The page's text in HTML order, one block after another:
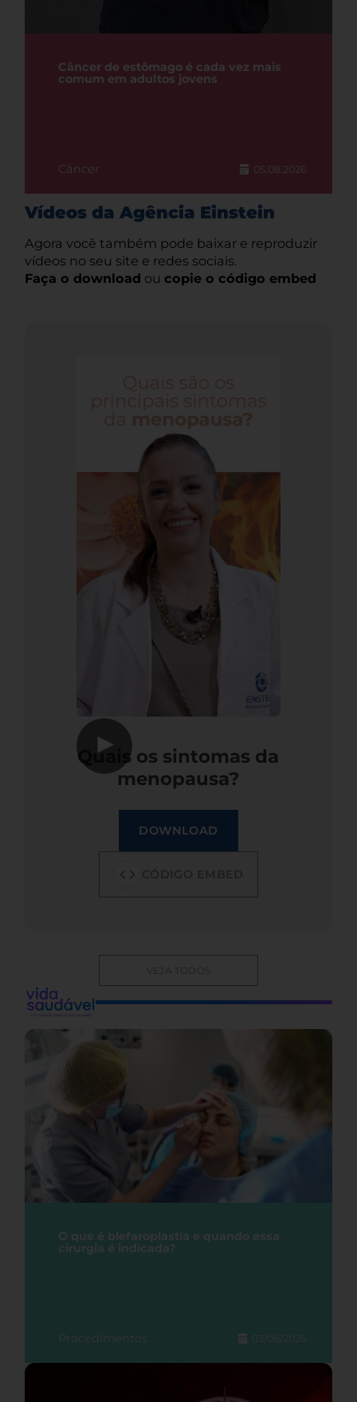
Câncer de estômago é cada vez mais
comum em adultos jovens
Câncer 05.08.2026
Vídeos da Agência Einstein
Agora você também pode baixar e reproduzir
vídeos no seu site e redes sociais.
Faça o download ou copie o código embed
▶
Quais os sintomas da
menopausa?
DOWNLOAD
VEJA TODOS
O que é blefaroplastia e quando essa
cirurgia é indicada?
Procedimentos 03/08/2026